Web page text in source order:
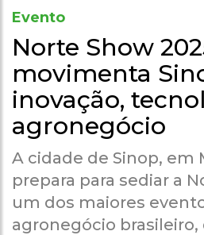
Evento
Norte Show
movimenta
inovação,
agronegócio
A cidade de Sinop, em
prepara para sediar a
um dos maiores
agronegócio brasileiro,